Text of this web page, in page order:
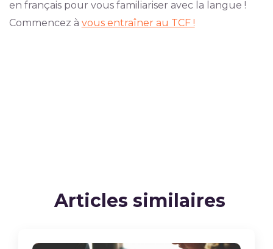
en français pour vous familiariser avec la langue !
Commencez à vous entraîner au TCF !
Articles similaires